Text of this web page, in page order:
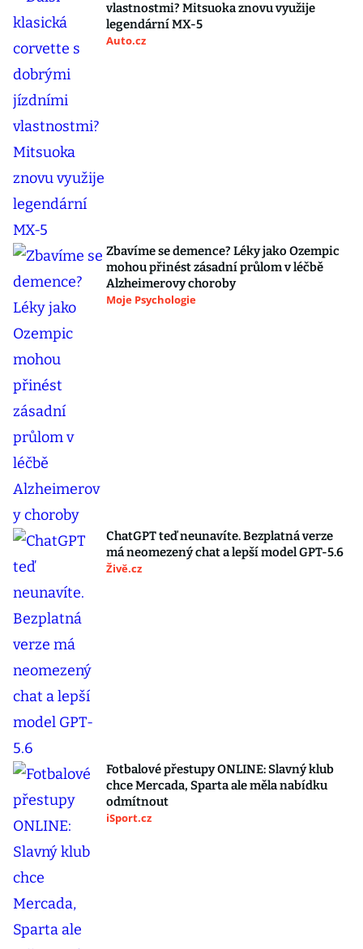
vlastnostmi? Mitsuoka znovu využije
legendární MX-5
Auto.cz
Zbavíme se demence? Léky jako Ozempic
mohou přinést zásadní průlom v léčbě
Alzheimerovy choroby
Moje Psychologie
ChatGPT teď neunavíte. Bezplatná verze
má neomezený chat a lepší model GPT-5.6
Živě.cz
Fotbalové přestupy ONLINE: Slavný klub
chce Mercada, Sparta ale měla nabídku
odmítnout
iSport.cz